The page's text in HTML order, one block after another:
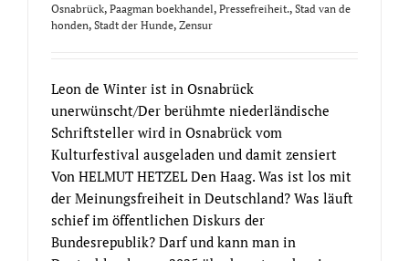
Osnabrück, Paagman boekhandel, Pressefreiheit., Stad van de
honden, Stadt der Hunde, Zensur
Leon de Winter ist in Osnabrück
unerwünscht/Der berühmte niederländische
Schriftsteller wird in Osnabrück vom
Kulturfestival ausgeladen und damit zensiert
Von HELMUT HETZEL Den Haag. Was ist los mit
der Meinungsfreiheit in Deutschland? Was läuft
schief im öffentlichen Diskurs der
Bundesrepublik? Darf und kann man in